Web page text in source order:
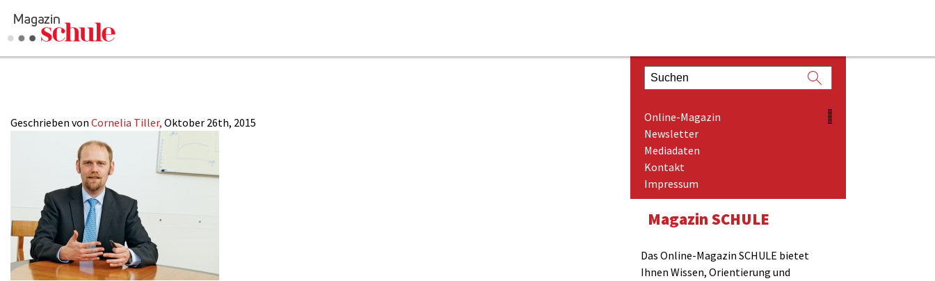
Geschrieben von Cornelia Tiller, Oktober 26th, 2015
Online-Magazin
Newsletter
Mediadaten
Kontakt
Impressum
Magazin SCHULE
Das Online-Magazin SCHULE bietet
Ihnen Wissen, Orientierung und